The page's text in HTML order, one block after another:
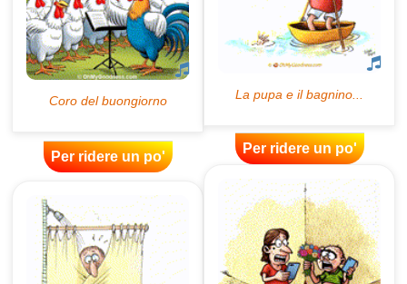
Per ridere un po'
Per ridere un po'